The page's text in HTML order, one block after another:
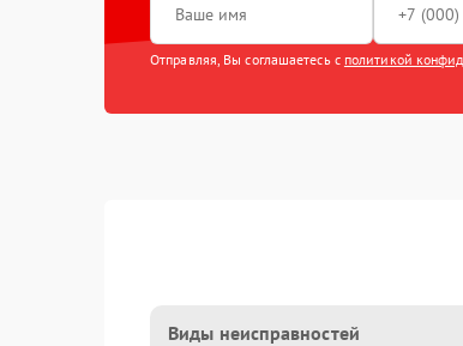
Отправляя, Вы соглашаетесь с политикой
Виды неисправностей